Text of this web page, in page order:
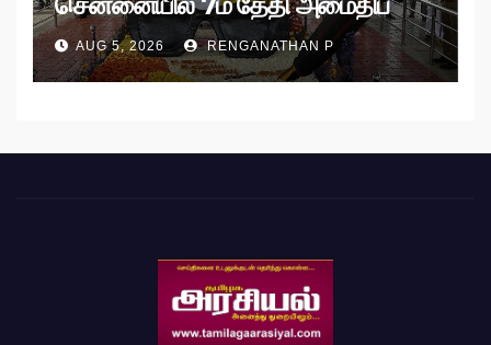
பேரணி!
AUG 5, 2026 RENGANATHAN P